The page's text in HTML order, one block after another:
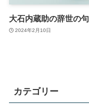
大石内蔵助の辞世の句
2024年2月10日
カテゴリー